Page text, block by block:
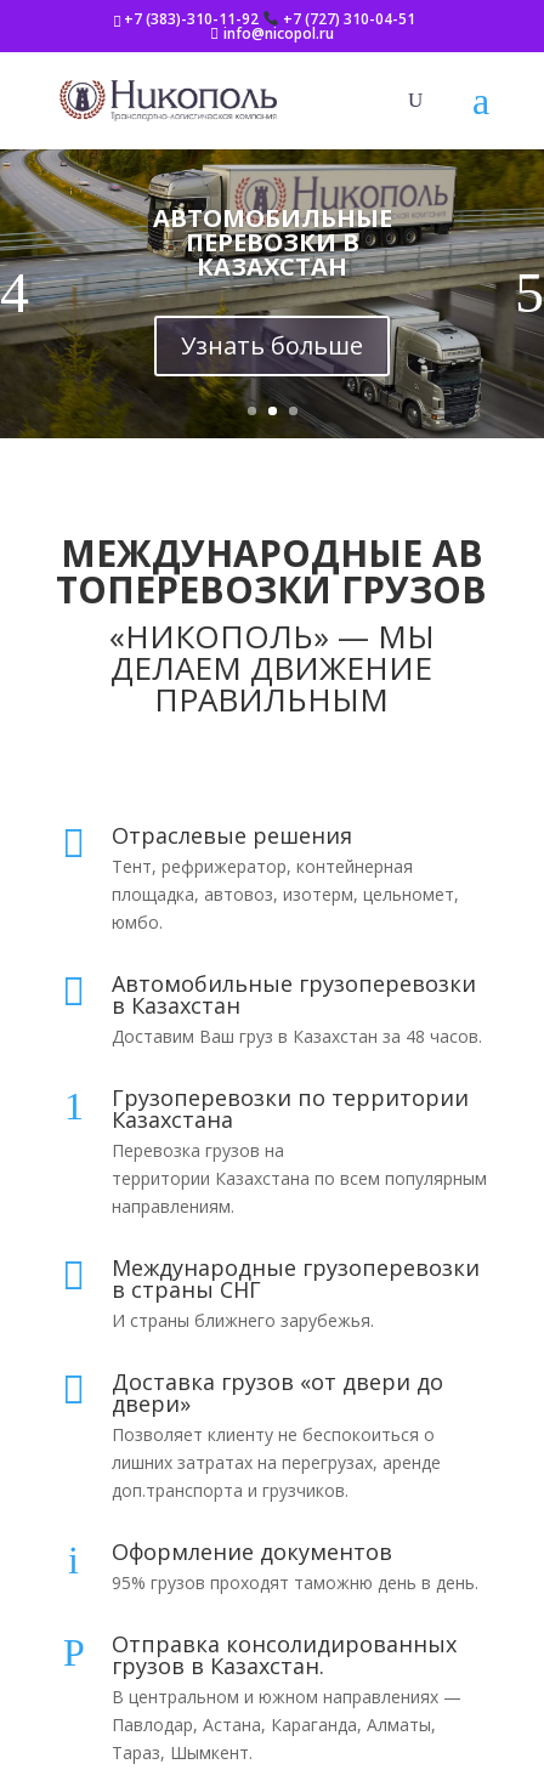
+7 (383)-310-11-92 +7 (727) 310-04-51
info@nicopol.ru
АВТОМОБИЛЬНЫЕ
ПЕРЕВОЗКИ В
КАЗАХСТАН
Узнать больше
МЕЖДУНАРОДНЫЕ АВ
ТОПЕРЕВОЗКИ ГРУЗОВ
«НИКОПОЛЬ» — МЫ
ДЕЛАЕМ ДВИЖЕНИЕ
ПРАВИЛЬНЫМ
 Отраслевые решения
Тент, рефрижератор, контейнерная
площадка, автовоз, изотерм, цельномет,
юмбо.
 Автомобильные грузоперевозки
в Казахстан
Доставим Ваш груз в Казахстан за 48 часов.
1 Грузоперевозки по территории
Казахстана
Перевозка грузов на
территории Казахстана по всем популярным
направлениям.
 Международные грузоперевозки
в страны СНГ
И страны ближнего зарубежья.
 Доставка грузов «от двери до
двери»
Позволяет клиенту не беспокоиться о
лишних затратах на перегрузах, аренде
доп.транспорта и грузчиков.
i Оформление документов
95% грузов проходят таможню день в день.
P Отправка консолидированных
грузов в Казахстан.
В центральном и южном направлениях —
Павлодар, Астана, Караганда, Алматы,
Тараз, Шымкент.